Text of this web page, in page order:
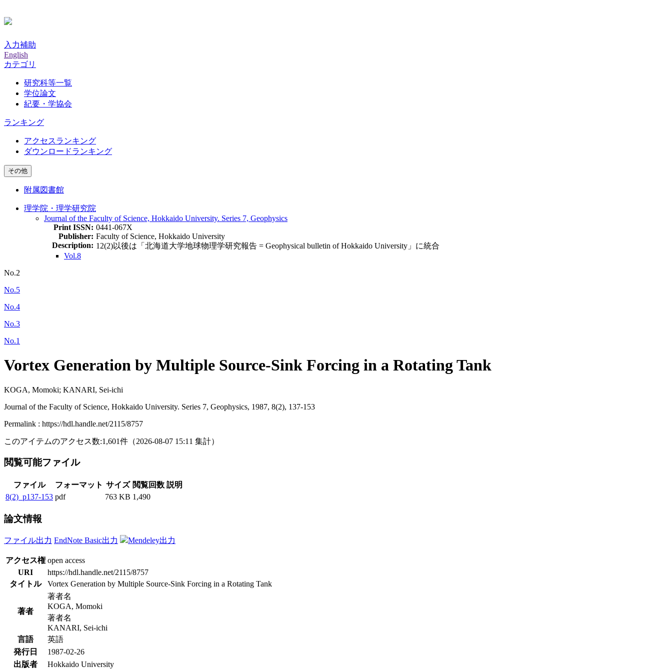
入力補助
English
カテゴリ
研究科等一覧
学位論文
紀要・学協会
ランキング
アクセスランキング
ダウンロードランキング
その他
附属図書館
理学院・理学研究院
Journal of the Faculty of Science, Hokkaido University. Series 7, Geophysics
Print ISSN: 0441-067X
Publisher: Faculty of Science, Hokkaido University
Description: 12(2)以後は「北海道大学地球物理学研究報告 = Geophysical bulletin of Hokkaido University」に統合
Vol.8
No.2
No.5
No.4
No.3
No.1
Vortex Generation by Multiple Source-Sink Forcing in a Rotating Tank
KOGA, Momoki; KANARI, Sei-ichi
Journal of the Faculty of Science, Hokkaido University. Series 7, Geophysics, 1987, 8(2), 137-153
Permalink : https://hdl.handle.net/2115/8757
このアイテムのアクセス数:1,601件 （2026-08-07 15:11 集計）
閲覧可能ファイル
ファイル フォーマット サイズ 閲覧回数 説明
8(2)_p137-153 pdf 763 KB 1,490
論文情報
ファイル出力 EndNote Basic出力 Mendeley出力
アクセス権 open access
URI
https://hdl.handle.net/2115/8757
タイトル
Vortex Generation by Multiple Source-Sink Forcing in a Rotating Tank
著者
著者名
KOGA, Momoki
著者名
KANARI, Sei-ichi
言語
英語
発行日
1987-02-26
出版者
Hokkaido University